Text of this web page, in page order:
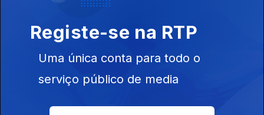
10 fev. 2020
Antero de Quental
Registe-se na RTP
Uma única conta para todo o
serviço público de media